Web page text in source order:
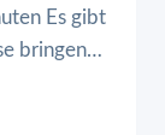
Es gibt
bringen…